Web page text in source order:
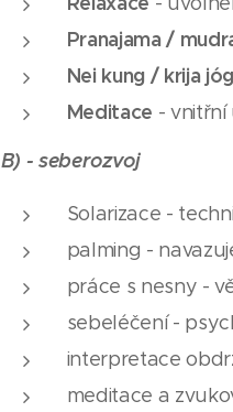
Pranajama /
Nei kung / krija
Meditace - vnitřní
B) - seberozvoj
Solarizace -
palming -
práce s nesny -
sebeléčení -
interpretace
meditace a